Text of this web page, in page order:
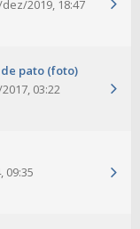
2019, 18:47
pato (foto)
03:22
09:35